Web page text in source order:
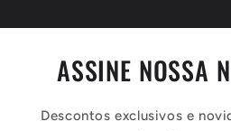
ASSINE NOSSA
Descontos exclusivos e